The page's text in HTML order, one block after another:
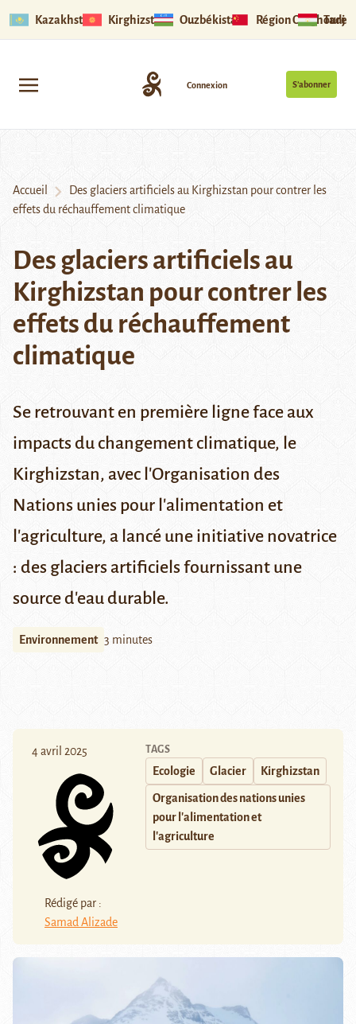
Kazakhstan Kirghizstan Ouzbékistan Région Ouïghoure
S’abonner
Connexion
Accueil
Des glaciers artificiels au Kirghizstan pour contrer les
effets du réchauffement climatique
Des glaciers artificiels au
Kirghizstan pour contrer les
effets du réchauffement
climatique
Se retrouvant en première ligne face aux
impacts du changement climatique, le
Kirghizstan, avec l'Organisation des
Nations unies pour l'alimentation et
l'agriculture, a lancé une initiative novatrice
: des glaciers artificiels fournissant une
source d'eau durable.
Environnement 3 minutes
4 avril 2025
Rédigé par :
Samad Alizade
TAGS
Ecologie Glacier Kirghizstan
Organisation des nations unies
pour l'alimentation et
l'agriculture